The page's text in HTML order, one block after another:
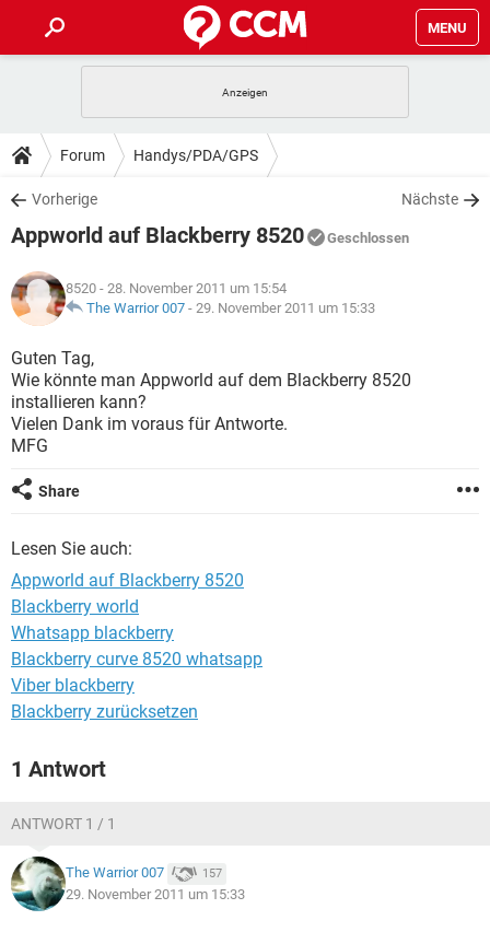
MENU
ANDROID IOS
WINDOWS 10
WHATSAPP TIKTOK
FACEBOOK
TIPPS & TRICKS
SPIELE STREAMING
WHATSAPP TIKTOK
FACEBOOK
DOWNLOADS
SPIELE STREAMING
ANDROID
WINDOWS 10 INSTAGRAM
WHATSAPP
FACEBOOK HARDWARE
FORUM
SPIELE STREAMING
ANDROID
WINDOWS 10
WHATSAPP
FACEBOOK
LEXIKON
SPIELE
ANDROID IOS
WINDOWS 10 INSTAGRAM
FACEBOOK
Forum Handys/PDA/GPS
Vorherige Nächste
Appworld auf Blackberry 8520 Geschlossen
8520 - 28. November 2011 um 15:54
The Warrior 007 - 29. November 2011 um 15:33
Guten Tag,
Wie könnte man Appworld auf dem Blackberry 8520
installieren kann?
Vielen Dank im voraus für Antworte.
MFG
Share
Lesen Sie auch:
Appworld auf Blackberry 8520
Blackberry world
Whatsapp blackberry
Blackberry curve 8520 whatsapp
Viber blackberry
Blackberry zurücksetzen
1 Antwort
ANTWORT 1 / 1
The Warrior 007 157
29. November 2011 um 15:33